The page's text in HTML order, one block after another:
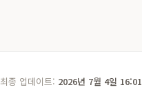
최종 업데이트: 2026년 7월 4일 16:01